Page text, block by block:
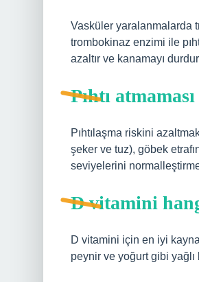
Vasküler yaralanmalarda
trombokinaz enzimi ile
azaltır ve kanamayı
Pıhtı
Pıhtılaşma riskini
şeker ve tuz), göbek
seviyelerini
D vitamini
D vitamini için en iyi
peynir ve yoğurt gibi